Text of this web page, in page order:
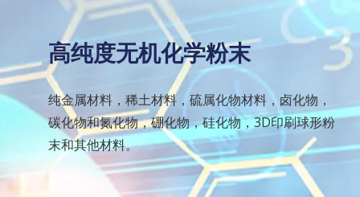
高纯度无机化学粉末
纯金属材料，稀土材料，硫属化物材料，卤化物，
碳化物和氮化物，硼化物，硅化物，3D印刷球形粉
末和其他材料。